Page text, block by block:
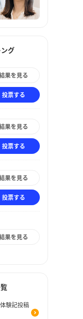
グ
果を見る
投票する
果を見る
投票する
果を見る
投票する
果を見る
験記投稿